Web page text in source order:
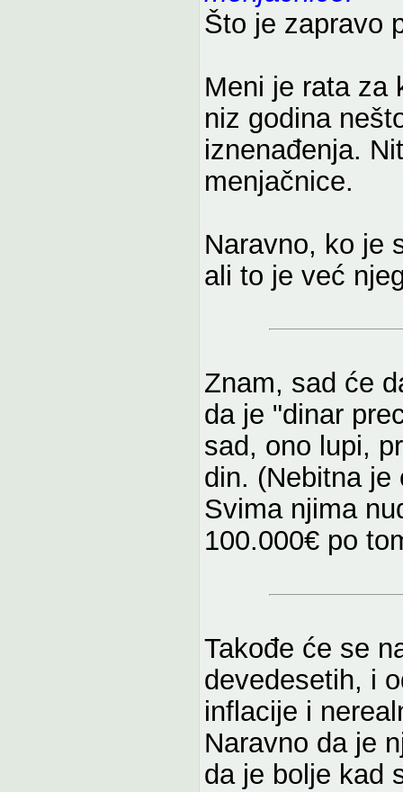
Što je zapravo
Meni je rata za
niz godina
iznenađenja.
menjačnice.
Naravno, ko je
ali to je već
Znam, sad će
da je "dinar
sad, ono lupi,
din. (Nebitna
Svima njima
100.000€ po
Takođe će se
devedesetih, i
inflacije i
Naravno da je
da je bolje kad